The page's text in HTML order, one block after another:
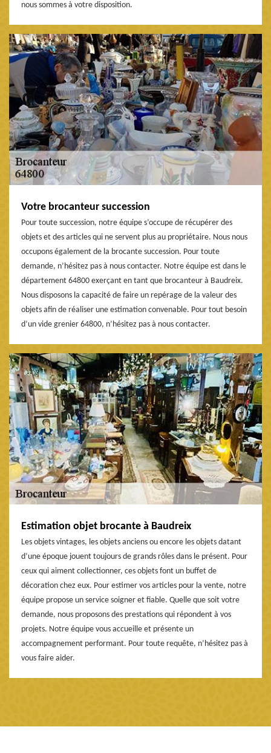
nous sommes à votre disposition.
Votre brocanteur succession
Pour toute succession, notre équipe s’occupe de récupérer des
objets et des articles qui ne servent plus au propriétaire. Nous nous
occupons également de la brocante succession. Pour toute
demande, n’hésitez pas à nous contacter. Notre équipe est dans le
département 64800 exerçant en tant que brocanteur à Baudreix.
Nous disposons la capacité de faire un repérage de la valeur des
objets afin de réaliser une estimation convenable. Pour tout besoin
d’un vide grenier 64800, n’hésitez pas à nous contacter.
Estimation objet brocante à Baudreix
Les objets vintages, les objets anciens ou encore les objets datant
d’une époque jouent toujours de grands rôles dans le présent. Pour
ceux qui aiment collectionner, ces objets font un buffet de
décoration chez eux. Pour estimer vos articles pour la vente, notre
équipe propose un service soigner et fiable. Quelle que soit votre
demande, nous proposons des prestations qui répondent à vos
projets. Notre équipe vous accueille et présente un
accompagnement performant. Pour toute requête, n’hésitez pas à
vous faire aider.